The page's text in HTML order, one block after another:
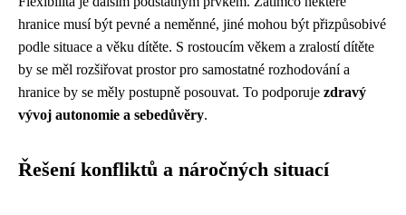
hranice musí být pevné a neměnné, jiné mohou být přizpůsobivé
podle situace a věku dítěte. S rostoucím věkem a zralostí dítěte
by se měl rozšiřovat prostor pro samostatné rozhodování a
hranice by se měly postupně posouvat. To podporuje zdravý
vývoj autonomie a sebedůvěry.
Řešení konfliktů a náročných situací